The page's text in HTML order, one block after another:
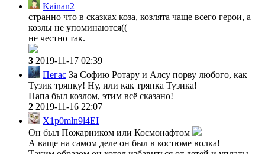
Kainan2
странно что в сказках коза, козлята чаще всего герои, а
козлы не упоминаются((
не честно так.
3 2019-11-17 02:39
Пегас За Софию Ротару и Алсу порву любого, как
Тузик тряпку! Ну, или как тряпка Тузика!
Папа был козлом, этим всё сказано!
2 2019-11-16 22:07
X1p0mln9l4EI
Он был Пожарником или Космонафтом
А ваще на самом деле он был в костюме волка!